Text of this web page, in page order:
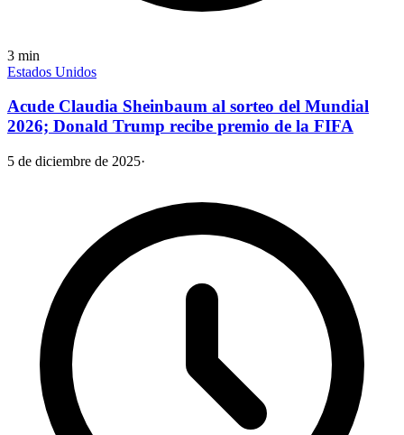
3 min
Estados Unidos
Acude Claudia Sheinbaum al sorteo del Mundial
2026; Donald Trump recibe premio de la FIFA
5 de diciembre de 2025·